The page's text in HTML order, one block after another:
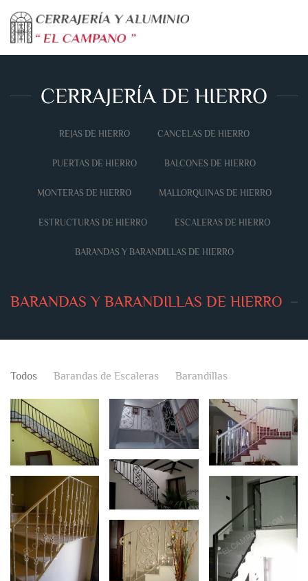
Skip to main content
CERRAJERÍA DE HIERRO
REJAS DE HIERRO CANCELAS DE HIERRO
PUERTAS DE HIERRO BALCONES DE HIERRO
MONTERAS DE HIERRO MALLORQUINAS DE HIERRO
ESTRUCTURAS DE HIERRO ESCALERAS DE HIERRO
BARANDAS Y BARANDILLAS DE HIERRO
BARANDAS Y BARANDILLAS DE HIERRO
Todos Barandas de Escaleras Barandillas